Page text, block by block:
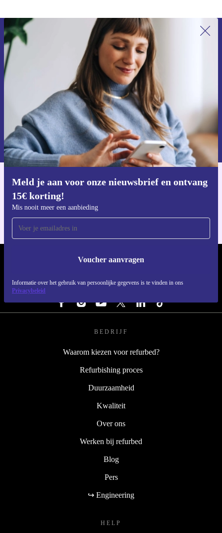
Meld je aan voor onze nieuwsbrief en ontvang
15€ korting!
Mis nooit meer een aanbieding
Voucher aanvragen
Informatie over het gebruik van persoonlijke gegevens is te vinden in ons
Privacybeleid
Meld je aan voor onze nieuwsbrief en
ontvang €15 korting!
Mis nooit meer een aanbieding.
Voucher aanvragen
Informatie over het gebruik van persoonsgegevens vind je in ons
privacybeleid
Download de refurbed app
REFURBED NEDERLAND - RETHINK NEW.
VOLG ONS
BEDRIJF
Waarom kiezen voor refurbed?
Refurbishing proces
Duurzaamheid
Kwaliteit
Over ons
Werken bij refurbed
Blog
Pers
↪ Engineering
HELP